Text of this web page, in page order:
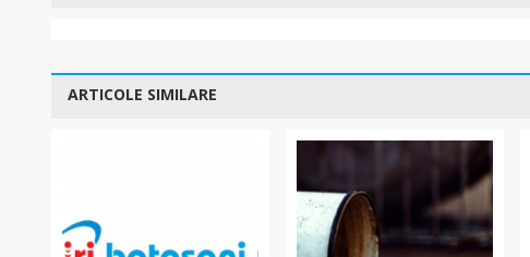
ARTICOLE SIMILARE